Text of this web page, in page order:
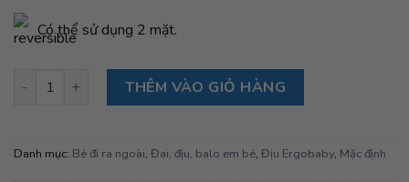
Có thể sử dụng 2 mặt.
Bộ bọc vai địu em bé Teething Pad, Natural số lượng
THÊM VÀO GIỎ HÀNG
Danh mục: Bé đi ra ngoài, Đai, địu, balo em bé, Địu Ergobaby, Mặc định